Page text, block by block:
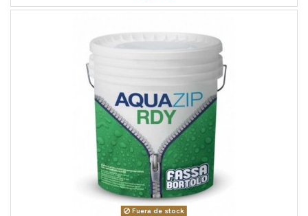
Fuera de stock